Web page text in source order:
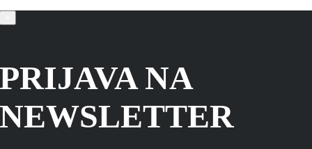
PRIJAVA NA
NEWSLETTER